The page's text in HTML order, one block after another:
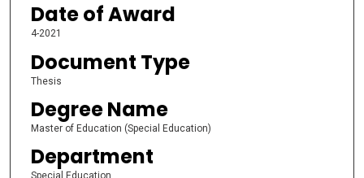
Date of Award
4-2021
Document Type
Thesis
Degree Name
Master of Education (Special Education)
Department